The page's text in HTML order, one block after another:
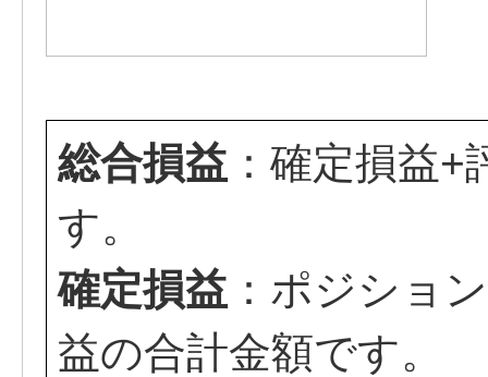
総合損益 ：確定損益
す。
確定損益 ：ポジショ
益の合計金額です。